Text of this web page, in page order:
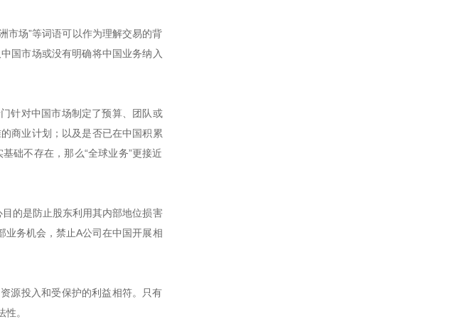
市场”等词语可以作为理解交易的背
国市场或没有明确将中国业务纳入
针对中国市场制定了预算、团队或
商业计划；以及是否已在中国积累
础不存在，那么“全球业务”更接近
的是防止股东利用其内部地位损害
业务机会，禁止A公司在中国开展相
源投入和受保护的利益相符。只有
。